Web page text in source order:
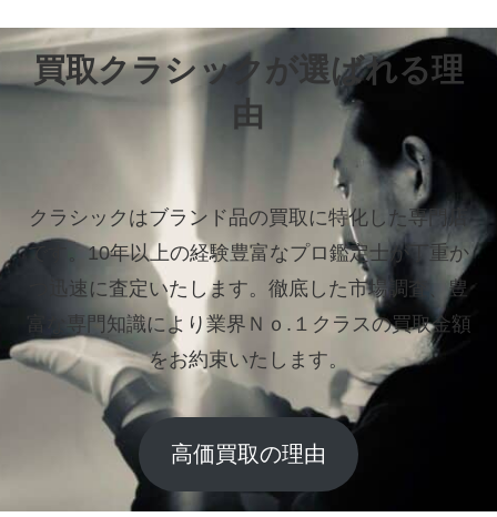
買取クラシックが選ばれる理
由
クラシックはブランド品の買取に特化した専門店
です。10年以上の経験豊富なプロ鑑定士が丁重か
つ迅速に査定いたします。 徹底した市場調査、豊
富な専門知識により業界Ｎｏ.１クラスの買取金額
をお約束いたします。
高価買取の理由